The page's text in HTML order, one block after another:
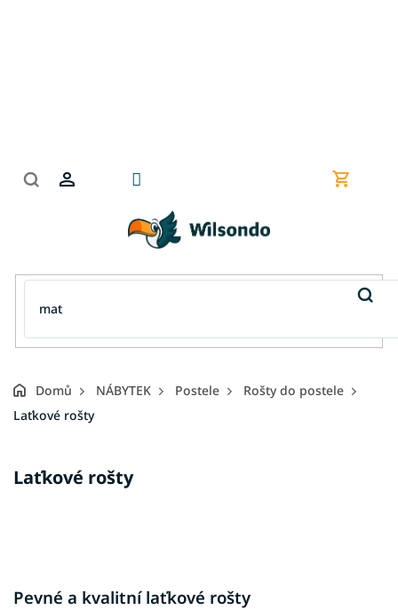
Nákupní
Domů NÁBYTEK Postele
Rošty do postele
Laťkové rošty
Laťkové rošty
Pevné a kvalitní laťkové rošty